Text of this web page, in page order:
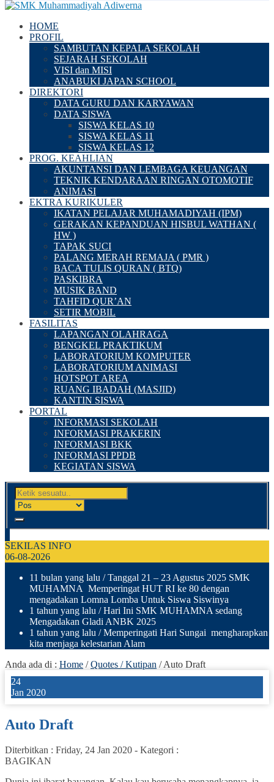
HOME
PROFIL
SAMBUTAN KEPALA SEKOLAH
SEJARAH SEKOLAH
VISI dan MISI
ANABUKI JAPAN SCHOOL
DIREKTORI
DATA GURU DAN KARYAWAN
DATA SISWA
SISWA KELAS 10
SISWA KELAS 11
SISWA KELAS 12
PROG. KEAHLIAN
AKUNTANSI DAN LEMBAGA KEUANGAN
TEKNIK KENDARAAN RINGAN OTOMOTIF
ANIMASI
EKTRA KURIKULER
IKATAN PELAJAR MUHAMADIYAH (IPM)
GERAKAN KEPANDUAN HISBUL WATHAN (
HW )
TAPAK SUCI
PALANG MERAH REMAJA ( PMR )
BACA TULIS QURAN ( BTQ)
PASKIBRA
MUSIK BAND
TAHFID QUR’AN
SETIR MOBIL
FASILITAS
LAPANGAN OLAHRAGA
BENGKEL PRAKTIKUM
LABORATORIUM KOMPUTER
LABORATORIUM ANIMASI
HOTSPOT AREA
RUANG IBADAH (MASJID)
KANTIN SISWA
PORTAL
INFORMASI SEKOLAH
INFORMASI PRAKERIN
INFORMASI BKK
INFORMASI PPDB
KEGIATAN SISWA
SEKILAS INFO
06-08-2026
11 bulan yang lalu / Tanggal 21 – 23 Agustus 2025 SMK
MUHAMNA Memperingat HUT RI ke 80 dengan
mengadakan Lomna Lomba Untuk Siswa Siswinya
1 tahun yang lalu / Hari Ini SMK MUHAMNA sedang
Mengadakan Gladi ANBK 2025
1 tahun yang lalu / Memperingati Hari Sungai mengharapkan
kita menjaga kelestarian Alam
Anda ada di : Home /Quotes / Kutipan /Auto Draft
24
Jan 2020
Auto Draft
Diterbitkan : Friday, 24 Jan 2020 - Kategori :
BAGIKAN